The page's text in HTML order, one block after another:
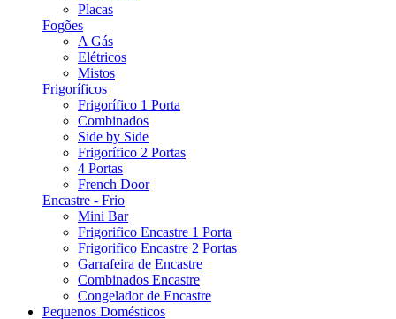
Placas
Fogões
A Gás
Elétricos
Mistos
Frigoríficos
Frigorífico 1 Porta
Combinados
Side by Side
Frigorífico 2 Portas
4 Portas
French Door
Encastre - Frio
Mini Bar
Frigorifico Encastre 1 Porta
Frigorifico Encastre 2 Portas
Garrafeira de Encastre
Combinados Encastre
Congelador de Encastre
Pequenos Domésticos